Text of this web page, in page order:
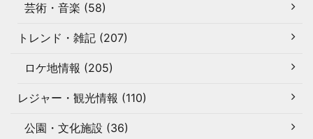
芸術・音楽 (58)
トレンド・雑記 (207)
ロケ地情報 (205)
レジャー・観光情報 (110)
公園・文化施設 (36)